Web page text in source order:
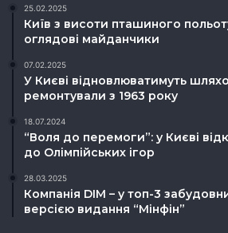
25.02.2025
Київ з висоти пташиного
оглядові майданчики
07.02.2025
У Києві відновлюватимуть
ремонтували з 1963 року
18.07.2024
“Воля до перемоги”: у Києві
до Олімпійських ігор
28.03.2025
Компанія DIM – у топ-3
версією видання “Мінфін”